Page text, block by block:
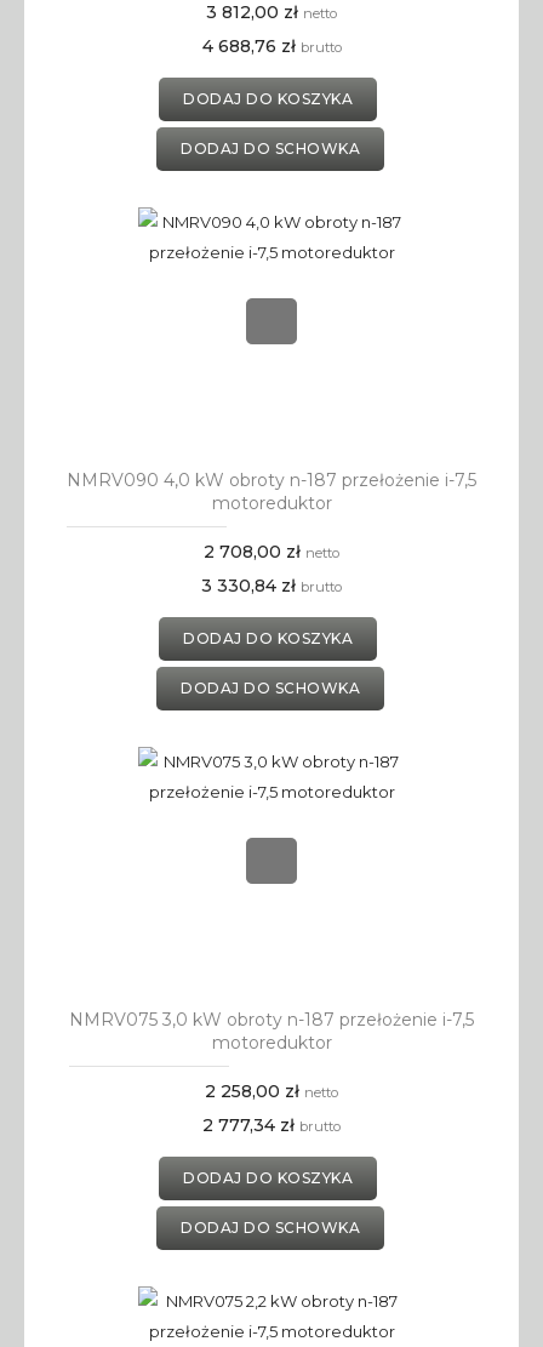
3 812,00 zł netto
4 688,76 zł brutto
DODAJ DO KOSZYKA
DODAJ DO SCHOWKA
NMRV090 4,0 kW obroty n-187 przełożenie i-7,5
motoreduktor
2 708,00 zł netto
3 330,84 zł brutto
DODAJ DO KOSZYKA
DODAJ DO SCHOWKA
NMRV075 3,0 kW obroty n-187 przełożenie i-7,5
motoreduktor
2 258,00 zł netto
2 777,34 zł brutto
DODAJ DO KOSZYKA
DODAJ DO SCHOWKA